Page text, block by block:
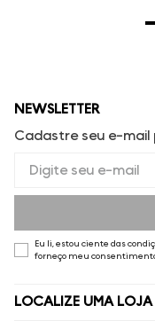
NEWSLETTER
Cadastre seu e-
Eu li, estou ciente das
forneço meu
LOCALIZE UMA LOJA